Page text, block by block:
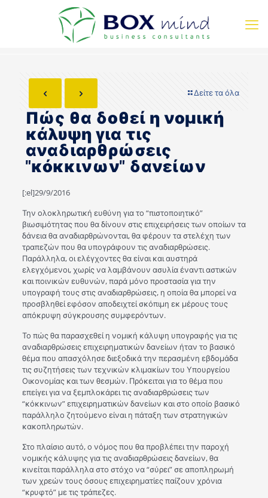
Δείτε τα όλα
Πώς θα δοθεί η νομική
κάλυψη για τις
αναδιαρθρώσεις
"κόκκινων" δανείων
[:el]29/9/2016
Την ολοκληρωτική ευθύνη για το “πιστοποιητικό”
βιωσιμότητας που θα δίνουν στις επιχειρήσεις των οποίων τα
δάνεια θα αναδιαρθρώνονται, θα φέρουν τα στελέχη των
τραπεζών που θα υπογράφουν τις αναδιαρθρώσεις.
Παράλληλα, οι ελέγχοντες θα είναι και αυστηρά
ελεγχόμενοι, χωρίς να λαμβάνουν ασυλία έναντι αστικών
και ποινικών ευθυνών, παρά μόνο προστασία για την
υπογραφή τους στις αναδιαρθρώσεις, η οποία θα μπορεί να
προσβληθεί εφόσον αποδειχτεί σκόπιμη εκ μέρους τους
απόκρυψη σύγκρουσης συμφερόντων.
Το πώς θα παρασχεθεί η νομική κάλυψη υπογραφής για τις
αναδιαρθρώσεις επιχειρηματικών δανείων ήταν το βασικό
θέμα που απασχόλησε διεξοδικά την περασμένη εβδομάδα
τις συζητήσεις των τεχνικών κλιμακίων του Υπουργείου
Οικονομίας και των θεσμών. Πρόκειται για το θέμα που
επείγει για να ξεμπλοκάρει τις αναδιαρθρώσεις των
“κόκκινων” επιχειρηματικών δανείων και στο οποίο βασικό
παράλληλο ζητούμενο είναι η πάταξη των στρατηγικών
κακοπληρωτών.
Στο πλαίσιο αυτό, ο νόμος που θα προβλέπει την παροχή
νομικής κάλυψης για τις αναδιαρθρώσεις δανείων, θα
κινείται παράλληλα στο στόχο να “σύρει” σε αποπληρωμή
των χρεών τους όσους επιχειρηματίες παίζουν χρόνια
“κρυφτό” με τις τράπεζες.